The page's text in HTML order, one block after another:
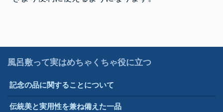
風呂敷って実はめちゃくちゃ役に立つ
記念の品に関することについて
伝統美と実用性を兼ね備えた一品